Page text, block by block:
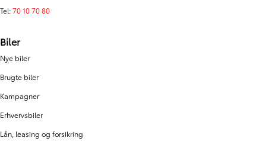
Tel:70 10 70 80
Biler
Nye biler
Brugte biler
Kampagner
Erhvervsbiler
Lån, leasing og forsikring